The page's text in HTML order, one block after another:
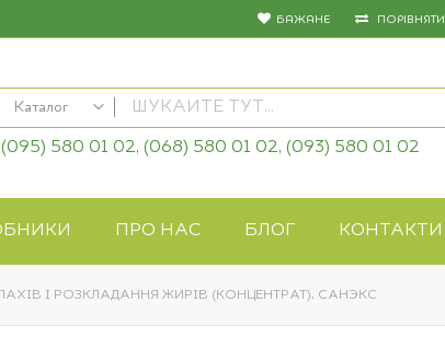
БАЖАНЕ ПОРІВНЯТИ
Каталог
КАТАЛОГ
(095) 580 01 02, (068) 580 01 02, (093) 580 01 02
ПРО НАС БЛОГ КОНТАКТИ
І РОЗКЛАДАННЯ ЖИРІВ (КОНЦЕНТРАТ), САНЭКС